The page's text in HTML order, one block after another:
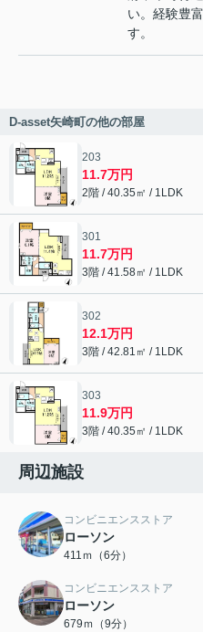
い。経験豊
す。
D-asset矢崎町の他の部屋
203
11.7万円
2階 / 40.35㎡ / 1LDK
301
11.7万円
3階 / 41.58㎡ / 1LDK
302
12.1万円
3階 / 42.81㎡ / 1LDK
303
11.9万円
3階 / 40.35㎡ / 1LDK
周辺施設
コンビニエンスストア
ローソン
411ｍ（6分）
コンビニエンスストア
ローソン
679ｍ（9分）